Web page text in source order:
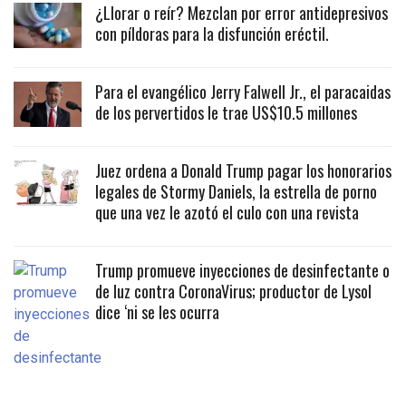
¿Llorar o reír? Mezclan por error antidepresivos
con píldoras para la disfunción eréctil.
Para el evangélico Jerry Falwell Jr., el paracaidas
de los pervertidos le trae US$10.5 millones
Juez ordena a Donald Trump pagar los honorarios
legales de Stormy Daniels, la estrella de porno
que una vez le azotó el culo con una revista
Trump promueve inyecciones de desinfectante o
de luz contra CoronaVirus; productor de Lysol
dice ‘ni se les ocurra